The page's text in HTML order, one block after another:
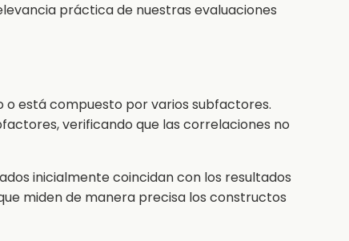
práctica de nuestras evaluaciones
o está compuesto por varios subfactores.
verificando que las correlaciones no
inicialmente coincidan con los resultados
miden de manera precisa los constructos